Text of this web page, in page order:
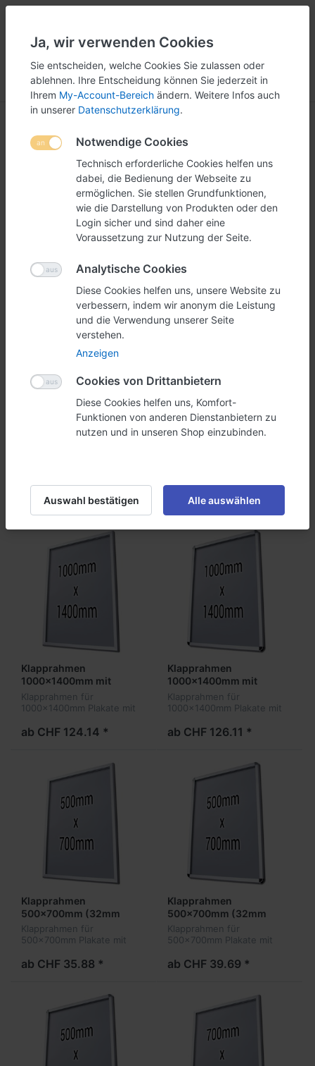
Menü Anmelden Vergleichen Wunschliste Warenkorb
Weitere Grössen
Diverse Klapprahmengrössen ausserhalb der DIN A
Klapprahmen
32mm Profil
ab CHF 115.89 *
Klapprahmen
32mm Profil und
abgerundeten Ecken
ab CHF 118.07 *
Klapprahmen
1000x1400mm mit
Sicherheitsverschluss
(32mm Profil)
Klapprahmen für
1000x1400mm Plakate mit
ab CHF 124.14 *
Klapprahmen
1000x1400mm mit
Sicherheitsverschluss
(32mm Profil)
Klapprahmen für
1000x1400mm Plakate mit
abgerundeten Ecken
ab CHF 126.11 *
Klapprahmen
500x700mm (32mm
Profil eckig)
Klapprahmen für
500x700mm Plakate mit
ab CHF 35.88 *
Klapprahmen
500x700mm (32mm
Profil)
Klapprahmen für
500x700mm Plakate mit
abgerundeten Ecken
ab CHF 39.69 *
Ja, wir verwenden Cookies
Sie entscheiden, welche Cookies Sie zulassen oder
ablehnen. Ihre Entscheidung können Sie jederzeit in
Ihrem My-Account-Bereich ändern. Weitere Infos auch
in unserer Datenschutzerklärung.
Notwendige Cookies
Technisch erforderliche Cookies helfen uns
dabei, die Bedienung der Webseite zu
ermöglichen. Sie stellen Grundfunktionen,
wie die Darstellung von Produkten oder den
Login sicher und sind daher eine
Voraussetzung zur Nutzung der Seite.
Analytische Cookies
Diese Cookies helfen uns, unsere Website zu
verbessern, indem wir anonym die Leistung
und die Verwendung unserer Seite
verstehen.
Anzeigen
Cookies von Drittanbietern
Diese Cookies helfen uns, Komfort-
Funktionen von anderen Dienstanbietern zu
nutzen und in unseren Shop einzubinden.
Auswahl bestätigen Alle auswählen